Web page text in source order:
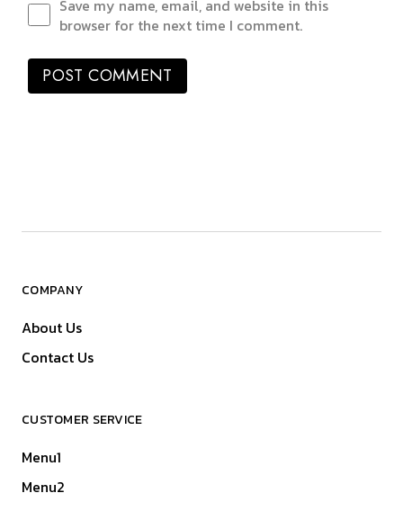
Save my name, email, and website in this
browser for the next time I comment.
POST COMMENT
COMPANY
About Us
Contact Us
CUSTOMER SERVICE
Menu1
Menu2